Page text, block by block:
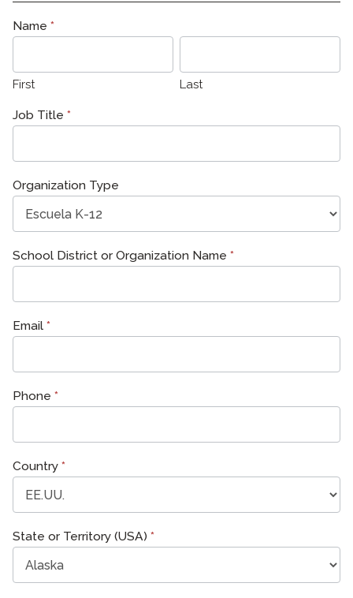
Name *
First
First
Last
Last
Job Title *
Organization Type
School District or Organization Name *
Email *
Phone *
Country *
State or Territory (USA) *